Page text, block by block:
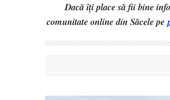
Dacă îți place să fii bine
comunitate online din Săcele pe